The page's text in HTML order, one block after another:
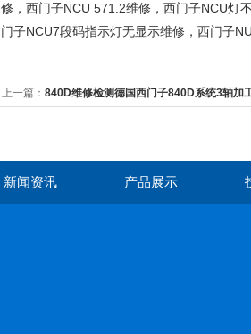
修，西门子NCU 571.2维修，西门子NCU灯
门子NCU7段码指示灯无显示维修，西门子
上一篇： 840D维修检测德国西门子840D系统3轴加
新闻资讯 产品展示